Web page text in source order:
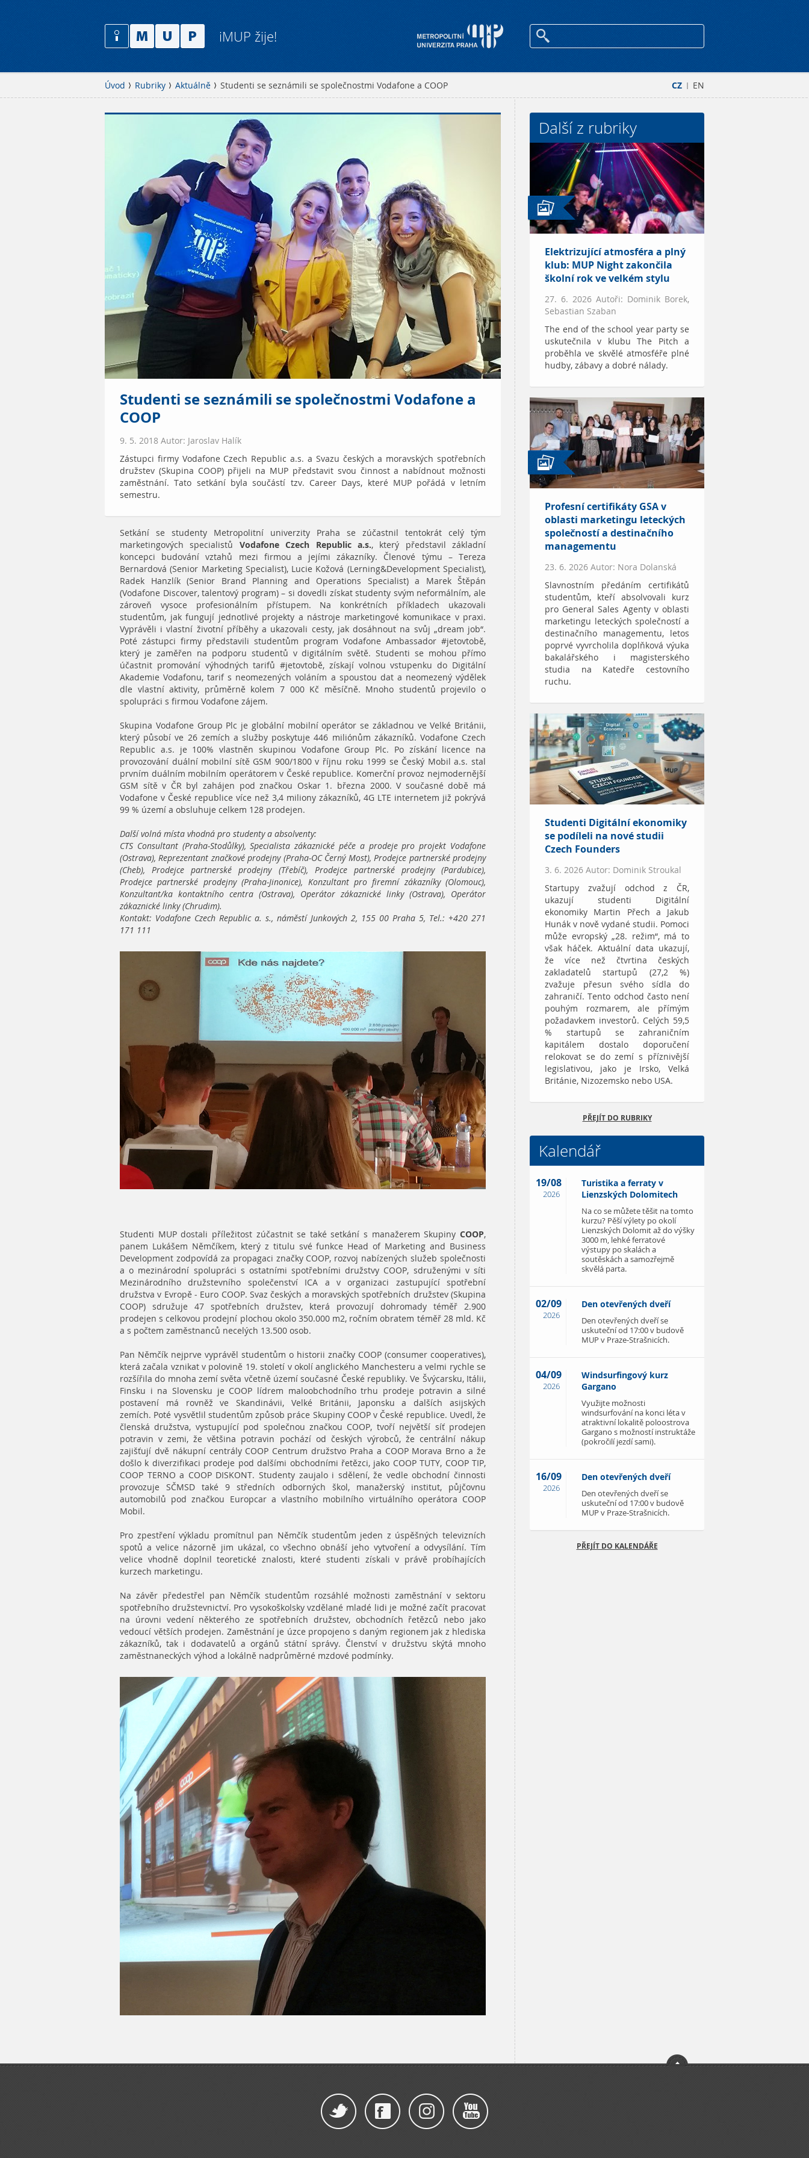
iMUP žije!
CZ | EN
Úvod Rubriky Aktuálně Studenti se seznámili se společnostmi Vodafone a COOP
Studenti se seznámili se společnostmi Vodafone a
COOP
9. 5. 2018 Autor: Jaroslav Halík
Zástupci firmy Vodafone Czech Republic a.s. a Svazu českých a moravských spotřebních
družstev (Skupina COOP) přijeli na MUP představit svou činnost a nabídnout možnosti
zaměstnání. Tato setkání byla součástí tzv. Career Days, které MUP pořádá v letním
semestru.
Setkání se studenty Metropolitní univerzity Praha se zúčastnil tentokrát celý tým
marketingových specialistů Vodafone Czech Republic a.s., který představil základní
koncepci budování vztahů mezi firmou a jejími zákazníky. Členové týmu – Tereza
Bernardová (Senior Marketing Specialist), Lucie Kožová (Lerning&Development Specialist),
Radek Hanzlík (Senior Brand Planning and Operations Specialist) a Marek Štěpán
(Vodafone Discover, talentový program) – si dovedli získat studenty svým neformálním, ale
zároveň vysoce profesionálním přístupem. Na konkrétních příkladech ukazovali
studentům, jak fungují jednotlivé projekty a nástroje marketingové komunikace v praxi.
Vyprávěli i vlastní životní příběhy a ukazovali cesty, jak dosáhnout na svůj „dream job“.
Poté zástupci firmy představili studentům program Vodafone Ambassador #jetovtobě,
který je zaměřen na podporu studentů v digitálním světě. Studenti se mohou přímo
účastnit promování výhodných tarifů #jetovtobě, získají volnou vstupenku do Digitální
Akademie Vodafonu, tarif s neomezených voláním a spoustou dat a neomezený výdělek
dle vlastní aktivity, průměrně kolem 7 000 Kč měsíčně. Mnoho studentů projevilo o
spolupráci s firmou Vodafone zájem.
Skupina Vodafone Group Plc je globální mobilní operátor se základnou ve Velké Británii,
který působí ve 26 zemích a služby poskytuje 446 miliónům zákazníků. Vodafone Czech
Republic a.s. je 100% vlastněn skupinou Vodafone Group Plc. Po získání licence na
provozování duální mobilní sítě GSM 900/1800 v říjnu roku 1999 se Český Mobil a.s. stal
prvním duálním mobilním operátorem v České republice. Komerční provoz nejmodernější
GSM sítě v ČR byl zahájen pod značkou Oskar 1. března 2000. V současné době má
Vodafone v České republice více než 3,4 miliony zákazníků, 4G LTE internetem již pokrývá
99 % území a obsluhuje celkem 128 prodejen.
Další volná místa vhodná pro studenty a absolventy:
CTS Consultant (Praha-Stodůlky), Specialista zákaznické péče a prodeje pro projekt Vodafone
(Ostrava), Reprezentant značkové prodejny (Praha-OC Černý Most), Prodejce partnerské prodejny
(Cheb), Prodejce partnerské prodejny (Třebíč), Prodejce partnerské prodejny (Pardubice),
Prodejce partnerské prodejny (Praha-Jinonice), Konzultant pro firemní zákazníky (Olomouc),
Konzultant/ka kontaktního centra (Ostrava), Operátor zákaznické linky (Ostrava), Operátor
zákaznické linky (Chrudim).
Kontakt: Vodafone Czech Republic a. s., náměstí Junkových 2, 155 00 Praha 5, Tel.: +420 271
171 111
Studenti MUP dostali příležitost zúčastnit se také setkání s manažerem Skupiny COOP,
panem Lukášem Němčíkem, který z titulu své funkce Head of Marketing and Business
Development zodpovídá za propagaci značky COOP, rozvoj nabízených služeb společnosti
a o mezinárodní spolupráci s ostatními spotřebními družstvy COOP, sdruženými v síti
Mezinárodního družstevního společenství ICA a v organizaci zastupující spotřební
družstva v Evropě - Euro COOP. Svaz českých a moravských spotřebních družstev (Skupina
COOP) sdružuje 47 spotřebních družstev, která provozují dohromady téměř 2.900
prodejen s celkovou prodejní plochou okolo 350.000 m2, ročním obratem téměř 28 mld. Kč
a s počtem zaměstnanců necelých 13.500 osob.
Pan Němčík nejprve vyprávěl studentům o historii značky COOP (consumer cooperatives),
která začala vznikat v polovině 19. století v okolí anglického Manchesteru a velmi rychle se
rozšířila do mnoha zemí světa včetně území současné České republiky. Ve Švýcarsku, Itálii,
Finsku i na Slovensku je COOP lídrem maloobchodního trhu prodeje potravin a silné
postavení má rovněž ve Skandinávii, Velké Británii, Japonsku a dalších asijských
zemích. Poté vysvětlil studentům způsob práce Skupiny COOP v České republice. Uvedl, že
členská družstva, vystupující pod společnou značkou COOP, tvoří největší síť prodejen
potravin v zemi, že většina potravin pochází od českých výrobců, že centrální nákup
zajišťují dvě nákupní centrály COOP Centrum družstvo Praha a COOP Morava Brno a že
došlo k diverzifikaci prodeje pod dalšími obchodními řetězci, jako COOP TUTY, COOP TIP,
COOP TERNO a COOP DISKONT. Studenty zaujalo i sdělení, že vedle obchodní činnosti
provozuje SČMSD také 9 středních odborných škol, manažerský institut, půjčovnu
automobilů pod značkou Europcar a vlastního mobilního virtuálního operátora COOP
Mobil.
Pro zpestření výkladu promítnul pan Němčík studentům jeden z úspěšných televizních
spotů a velice názorně jim ukázal, co všechno obnáší jeho vytvoření a odvysílání. Tím
velice vhodně doplnil teoretické znalosti, které studenti získali v právě probíhajících
kurzech marketingu.
Na závěr předestřel pan Němčík studentům rozsáhlé možnosti zaměstnání v sektoru
spotřebního družstevnictví. Pro vysokoškolsky vzdělané mladé lidi je možné začít pracovat
na úrovni vedení některého ze spotřebních družstev, obchodních řetězců nebo jako
vedoucí větších prodejen. Zaměstnání je úzce propojeno s daným regionem jak z hlediska
zákazníků, tak i dodavatelů a orgánů státní správy. Členství v družstvu skýtá mnoho
zaměstnaneckých výhod a lokálně nadprůměrné mzdové podmínky.
Další z rubriky
Elektrizující atmosféra a plný
klub: MUP Night zakončila
školní rok ve velkém stylu
27. 6. 2026 Autoři: Dominik Borek,
Sebastian Szaban
The end of the school year party se
uskutečnila v klubu The Pitch a
proběhla ve skvělé atmosféře plné
hudby, zábavy a dobré nálady.
Profesní certifikáty GSA v
oblasti marketingu leteckých
společností a destinačního
managementu
23. 6. 2026 Autor: Nora Dolanská
Slavnostním předáním certifikátů
studentům, kteří absolvovali kurz
pro General Sales Agenty v oblasti
marketingu leteckých společností a
destinačního managementu, letos
poprvé vyvrcholila doplňková výuka
bakalářského i magisterského
studia na Katedře cestovního
ruchu.
Studenti Digitální ekonomiky
se podíleli na nové studii
Czech Founders
3. 6. 2026 Autor: Dominik Stroukal
Startupy zvažují odchod z ČR,
ukazují studenti Digitální
ekonomiky Martin Přech a Jakub
Hunák v nově vydané studii. Pomoci
může evropský „28. režim“, má to
však háček. Aktuální data ukazují,
že více než čtvrtina českých
zakladatelů startupů (27,2 %)
zvažuje přesun svého sídla do
zahraničí. Tento odchod často není
pouhým rozmarem, ale přímým
požadavkem investorů. Celých 59,5
% startupů se zahraničním
kapitálem dostalo doporučení
relokovat se do zemí s příznivější
legislativou, jako je Irsko, Velká
Británie, Nizozemsko nebo USA.
PŘEJÍT DO RUBRIKY
Kalendář
19/08
2026
Turistika a ferraty v
Lienzských Dolomitech
Na co se můžete těšit na tomto
kurzu? Pěší výlety po okolí
Lienzských Dolomit až do výšky
3000 m, lehké ferratové
výstupy po skalách a
soutěskách a samozřejmě
skvělá parta.
02/09
2026
Den otevřených dveří
Den otevřených dveří se
uskuteční od 17:00 v budově
MUP v Praze-Strašnicích.
04/09
2026
Windsurfingový kurz
Gargano
Využijte možnosti
windsurfování na konci léta v
atraktivní lokalitě poloostrova
Gargano s možností instruktáže
(pokročilí jezdí sami).
16/09
2026
Den otevřených dveří
Den otevřených dveří se
uskuteční od 17:00 v budově
MUP v Praze-Strašnicích.
PŘEJÍT DO KALENDÁŘE